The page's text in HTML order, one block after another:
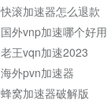
快滚加速器怎么退款
国外vnp加速哪个好用
老王vqn加速2023
海外pvn加速器
蜂窝加速器破解版